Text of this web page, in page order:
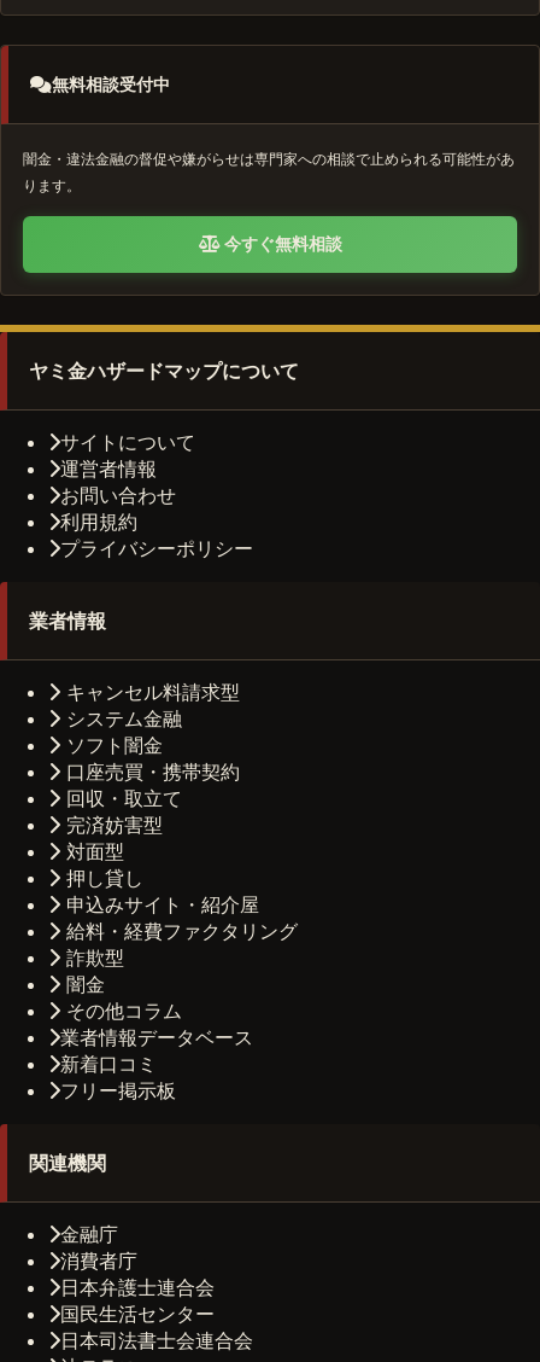
無料相談受付中
闇金・違法金融の督促や嫌がらせは専門家への相談で止められる可能性があ
ります。
今すぐ無料相談
ヤミ金ハザードマップについて
サイトについて
運営者情報
お問い合わせ
利用規約
プライバシーポリシー
業者情報
キャンセル料請求型
システム金融
ソフト闇金
口座売買・携帯契約
回収・取立て
完済妨害型
対面型
押し貸し
申込みサイト・紹介屋
給料・経費ファクタリング
詐欺型
闇金
その他コラム
業者情報データベース
新着口コミ
フリー掲示板
関連機関
金融庁
消費者庁
日本弁護士連合会
国民生活センター
日本司法書士会連合会